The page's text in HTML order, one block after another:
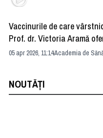
Vaccinurile de care
Prof. dr. Victoria Aramă
05 apr 2026, 11:14Academia de
NOUTĂȚI